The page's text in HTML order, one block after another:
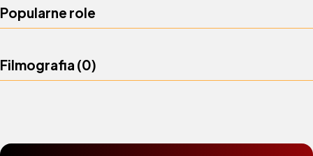
Popularne role
Filmografia (0)